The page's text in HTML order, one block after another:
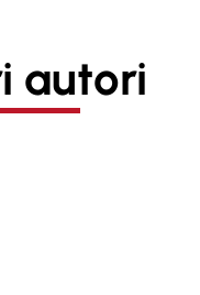
autori